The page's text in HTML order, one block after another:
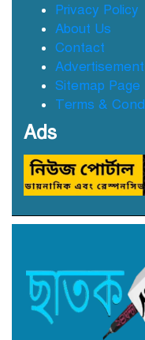
Privacy Policy
About Us
Contact
Advertisement
Sitemap Page
Terms &
Ads